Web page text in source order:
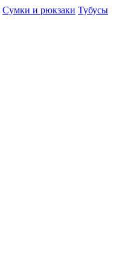
Сумки и рюкзаки Тубусы